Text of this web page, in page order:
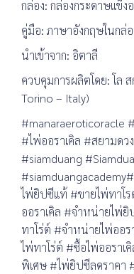
กล่อง: กล่องกระดาษแข็ง
คู่มือ: ภาษาอังกฤษในกล่อ
นำเข้าจาก: อิตาลี
ควบคุมการผลิตโดย: โล
Torino – Italy)
#manaraeroticoracle
#ไพ่ออราเคิล #สยามดว
#siamduang
ไพ่ยิปซีแท้ #ขายไพ่ทาโ
ออราเคิล #จำหน่ายไพ่
ทาโร่ต์ #จำหน่ายไพ่ออ
ไพ่ทาโร่ต์ #ซื้อไพ่ออราเ
พิเศษ #ไพ่ยิปซีลดราคา